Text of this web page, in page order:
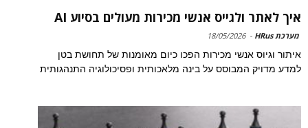
איך לאתר ולגייס אנשי מכירות מעולים בסיוע AI
מערכת HRus -
18/05/2026
איתור וגיוס אנשי מכירות הפכו כיום מאומנות של תחושת בטן
למדע מדויק המבוסס על בינה מלאכותית ופסיכולוגיה התנהגותית